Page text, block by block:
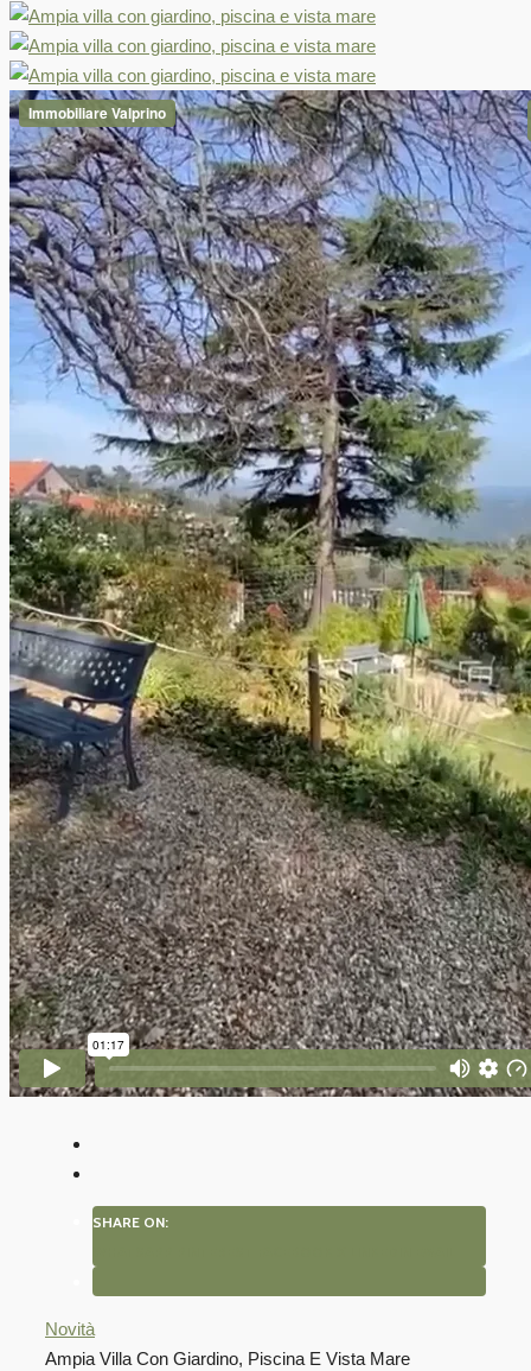
SHARE ON:
Novità
Ampia Villa Con Giardino, Piscina E Vista Mare